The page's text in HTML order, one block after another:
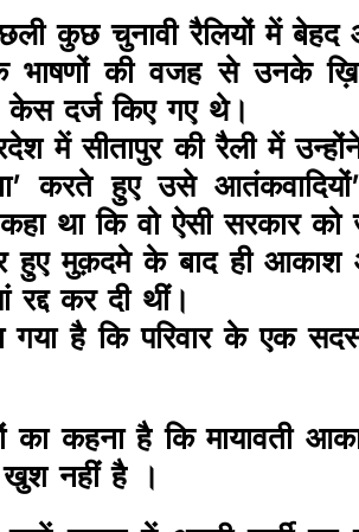
कुछ चुनावी रैलियों में
भाषणों की वजह से उनके
दर्ज किए गए थे।
में सीतापुर की रैली में
करते हुए उसे
था कि वो ऐसी सरकार
हुए मुक़दमे के बाद ही
रद्द कर दी थीं।
गया है कि परिवार के एक
का कहना है कि मायावती
खुश नहीं है ।